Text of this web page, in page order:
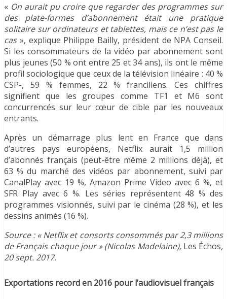
« On aurait pu croire que regarder des programmes sur
des plate-formes d’abonnement était une pratique
solitaire sur ordinateurs et tablettes, mais ce n’est pas le
cas », explique Philippe Bailly, président de NPA Conseil.
Si les consommateurs de la vidéo par abonnement sont
plus jeunes (50 % ont entre 25 et 34 ans), ils ont le même
profil sociologique que ceux de la télévision linéaire : 40 %
CSP-, 59 % femmes, 22 % franciliens. Ces chiffres
signifient que les groupes comme TF1 et M6 sont
concurrencés sur leur cœur de cible par les nouveaux
entrants.
Après un démarrage plus lent en France que dans
d’autres pays européens, Netflix aurait 1,5 million
d’abonnés français (peut-être même 2 millions déjà), et
63 % du marché des vidéos par abonnement, suivi par
CanalPlay avec 19 %, Amazon Prime Video avec 6 %, et
SFR Play avec 6 %. Les séries représentent 48 % des
programmes visionnés, suivi par le cinéma (28 %), et les
dessins animés (16 %).
Source : « Netflix et consorts consommés par 2,3 millions
de Français chaque jour » (Nicolas Madelaine), Les Échos,
20 sept. 2017.
Exportations record en 2016 pour l’audiovisuel français